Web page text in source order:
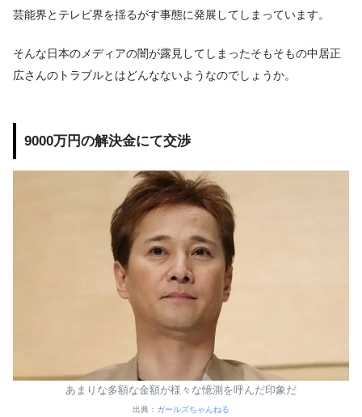
芸能界とテレビ界を揺るがす事態に発展してしまっています。
そんな日本のメディアの闇が露見してしまったそもそもの中居正
広さんのトラブルとはどんなないようなのでしょうか。
9000万円の解決金にて交渉
あまりな多額な金額が様々な憶測を呼んだ印象だ
出典： ガールズちゃんねる